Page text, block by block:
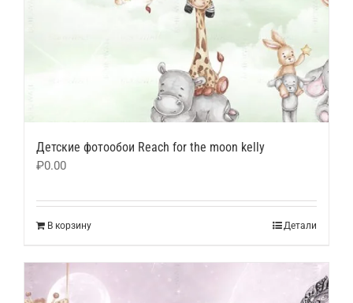
Детские фотообои Reach for the moon kelly
₽0.00
В корзину Детали